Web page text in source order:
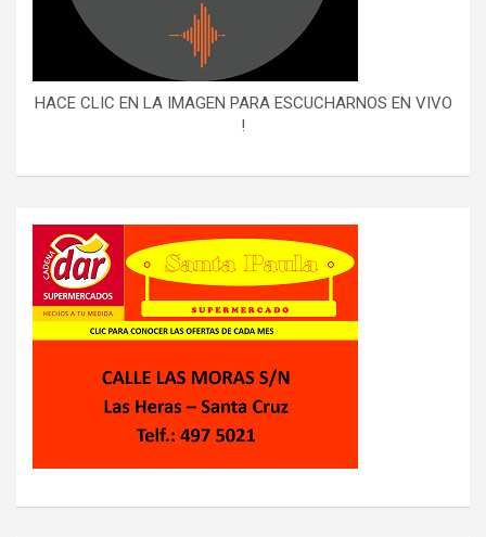
HACE CLIC EN LA IMAGEN PARA ESCUCHARNOS EN VIVO
!